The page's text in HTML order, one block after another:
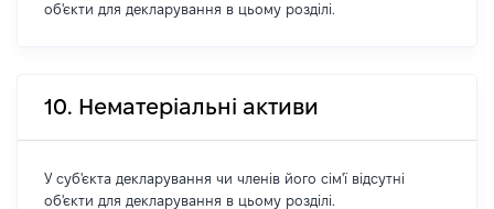
об'єкти для декларування в цьому розділі.
10. Нематеріальні активи
У суб'єкта декларування чи членів його сім'ї відсутні
об'єкти для декларування в цьому розділі.